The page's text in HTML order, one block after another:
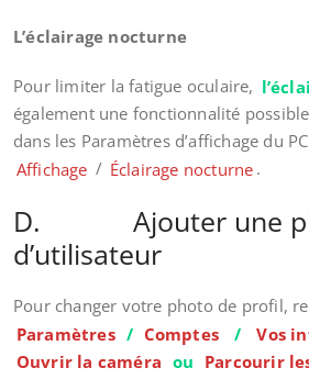
L’éclairage nocturne
Pour limiter la fatigue oculaire,
également une fonctionnalité
dans les Paramètres d’affichage du
Affichage / Éclairage nocturne .
D. Ajouter une
d’utilisateur
Pour changer votre photo de profil,
Paramètres / Comptes / Vos
Ouvrir la caméra ou Parcourir